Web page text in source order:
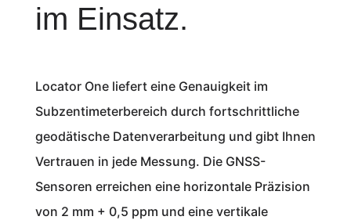
im Einsatz.
Locator One liefert eine Genauigkeit im
Subzentimeterbereich durch fortschrittliche
geodätische Datenverarbeitung und gibt Ihnen
Vertrauen in jede Messung. Die GNSS-
Sensoren erreichen eine horizontale Präzision
von 2 mm + 0,5 ppm und eine vertikale